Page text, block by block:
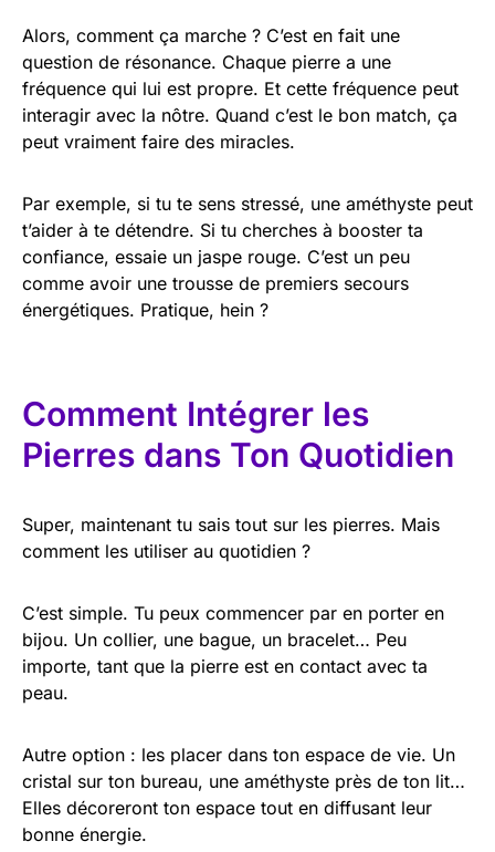
Alors, comment ça marche ? C’est en fait une
question de résonance. Chaque pierre a une
fréquence qui lui est propre. Et cette fréquence peut
interagir avec la nôtre. Quand c’est le bon match, ça
peut vraiment faire des miracles.
Par exemple, si tu te sens stressé, une améthyste peut
t’aider à te détendre. Si tu cherches à booster ta
confiance, essaie un jaspe rouge. C’est un peu
comme avoir une trousse de premiers secours
énergétiques. Pratique, hein ?
Comment Intégrer les
Pierres dans Ton Quotidien
Super, maintenant tu sais tout sur les pierres. Mais
comment les utiliser au quotidien ?
C’est simple. Tu peux commencer par en porter en
bijou. Un collier, une bague, un bracelet… Peu
importe, tant que la pierre est en contact avec ta
peau.
Autre option : les placer dans ton espace de vie. Un
cristal sur ton bureau, une améthyste près de ton lit…
Elles décoreront ton espace tout en diffusant leur
bonne énergie.